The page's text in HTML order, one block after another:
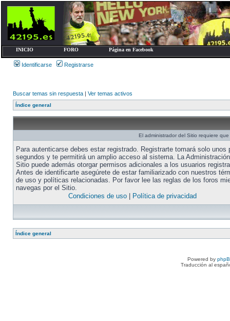
INICIO FORO Página en Facebook
Identificarse Registrarse
Buscar temas sin respuesta | Ver temas activos
Índice general
El administrador del Sitio requiere
Para autenticarse debes estar registrado. Registrarte tomará solo unos
segundos y te permitirá un amplio acceso al sistema. La
Sitio puede además otorgar permisos adicionales a los usuarios
Antes de identificarte asegúrete de estar familiarizado con nuestros
de uso y políticas relacionadas. Por favor lee las reglas de los foros
navegas por el Sitio.
Condiciones de uso| Política de privacidad
Índice general
Powered by
Traducción al